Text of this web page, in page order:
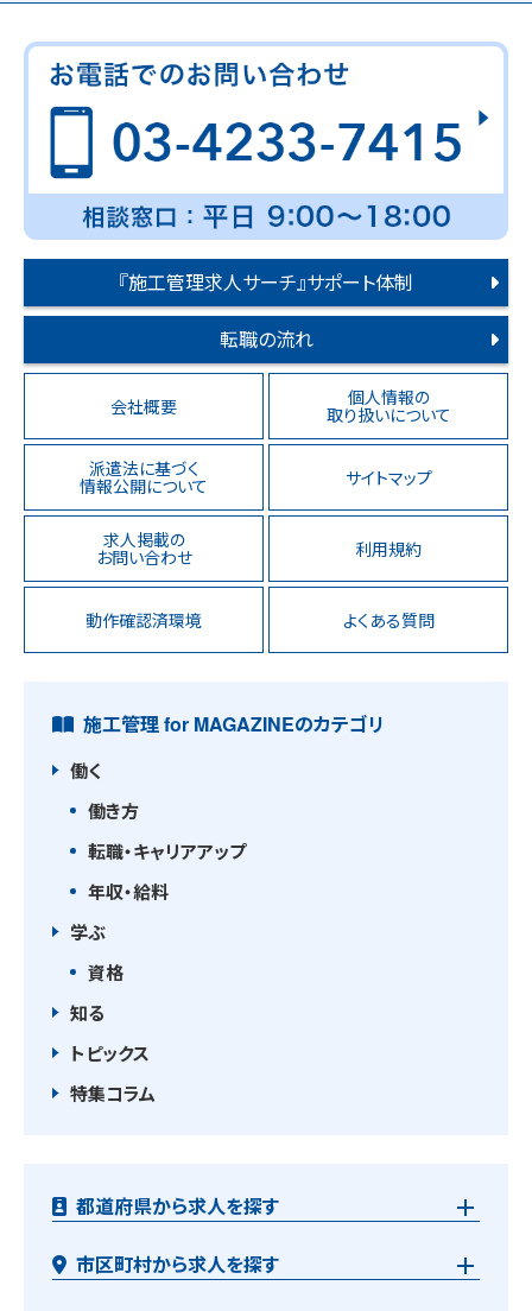
『施工管理求人サーチ』サポート体制
転職の流れ
会社概要 個人情報の
取り扱いについて
派遣法に基づく
情報公開について サイトマップ
求人掲載の
お問い合わせ 利用規約
動作確認済環境 よくある質問
施工管理 for MAGAZINEのカテゴリ
働く
働き方
転職・キャリアアップ
年収・給料
学ぶ
資格
知る
トピックス
特集コラム
都道府県から求人を探す
市区町村から求人を探す